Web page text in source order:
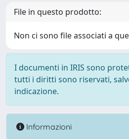
File in questo prodotto:
Non ci sono file associati a
I documenti in IRIS sono
tutti i diritti sono riservati,
indicazione.
Informazioni